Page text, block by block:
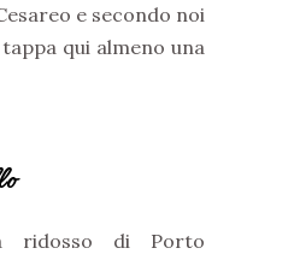
e secondo noi
qui almeno una
ridosso di Porto